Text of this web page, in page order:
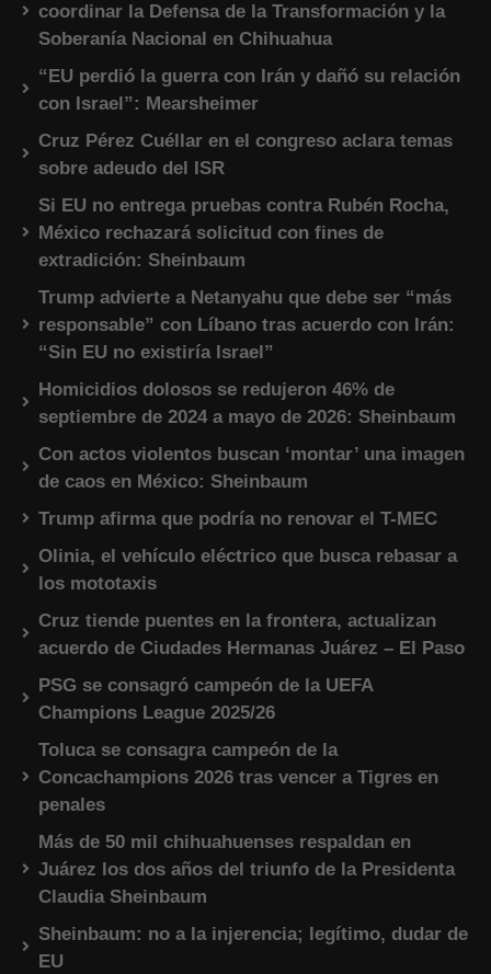
coordinar la Defensa de la Transformación y la
Soberanía Nacional en Chihuahua
“EU perdió la guerra con Irán y dañó su relación
con Israel”: Mearsheimer
Cruz Pérez Cuéllar en el congreso aclara temas
sobre adeudo del ISR
Si EU no entrega pruebas contra Rubén Rocha,
México rechazará solicitud con fines de
extradición: Sheinbaum
Trump advierte a Netanyahu que debe ser “más
responsable” con Líbano tras acuerdo con Irán:
“Sin EU no existiría Israel”
Homicidios dolosos se redujeron 46% de
septiembre de 2024 a mayo de 2026: Sheinbaum
Con actos violentos buscan ‘montar’ una imagen
de caos en México: Sheinbaum
Trump afirma que podría no renovar el T-MEC
Olinia, el vehículo eléctrico que busca rebasar a
los mototaxis
Cruz tiende puentes en la frontera, actualizan
acuerdo de Ciudades Hermanas Juárez – El Paso
PSG se consagró campeón de la UEFA
Champions League 2025/26
Toluca se consagra campeón de la
Concachampions 2026 tras vencer a Tigres en
penales
Más de 50 mil chihuahuenses respaldan en
Juárez los dos años del triunfo de la Presidenta
Claudia Sheinbaum
Sheinbaum: no a la injerencia; legítimo, dudar de
EU